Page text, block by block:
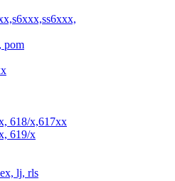
pom
618/x,617xx
619/x
lj, rls